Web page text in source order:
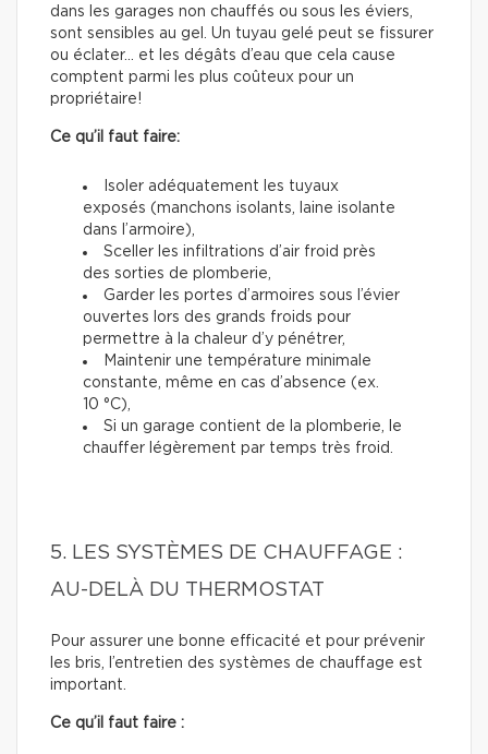
dans les garages non chauffés ou sous les éviers,
sont sensibles au gel. Un tuyau gelé peut se fissurer
ou éclater… et les dégâts d’eau que cela cause
comptent parmi les plus coûteux pour un
propriétaire!
Ce qu’il faut faire:
Isoler adéquatement les tuyaux
exposés (manchons isolants, laine isolante
dans l’armoire),
Sceller les infiltrations d’air froid près
des sorties de plomberie,
Garder les portes d’armoires sous l’évier
ouvertes lors des grands froids pour
permettre à la chaleur d’y pénétrer,
Maintenir une température minimale
constante, même en cas d’absence (ex.
10 °C),
Si un garage contient de la plomberie, le
chauffer légèrement par temps très froid.
5. LES SYSTÈMES DE CHAUFFAGE :
AU-DELÀ DU THERMOSTAT
Pour assurer une bonne efficacité et pour prévenir
les bris, l’entretien des systèmes de chauffage est
important.
Ce qu’il faut faire :